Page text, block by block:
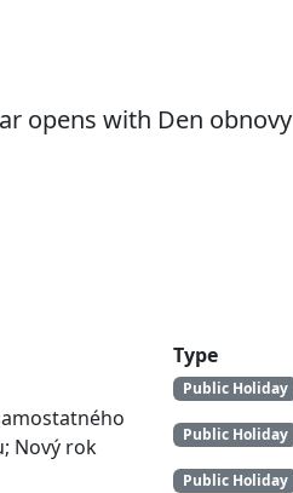
opens with Den obnovy
Type
Public Holiday
Nový rok
Public Holiday
Public Holiday